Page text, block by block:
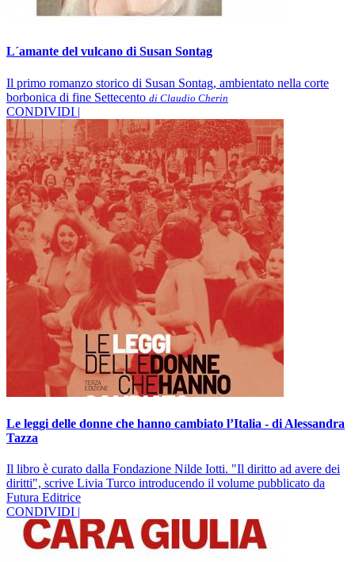
L´amante del vulcano di Susan Sontag
Il primo romanzo storico di Susan Sontag, ambientato nella corte
borbonica di fine Settecento di Claudio Cherin
CONDIVIDI |
Le leggi delle donne che hanno cambiato l’Italia - di Alessandra
Tazza
Il libro è curato dalla Fondazione Nilde Iotti. "Il diritto ad avere dei
diritti", scrive Livia Turco introducendo il volume pubblicato da
Futura Editrice
CONDIVIDI |